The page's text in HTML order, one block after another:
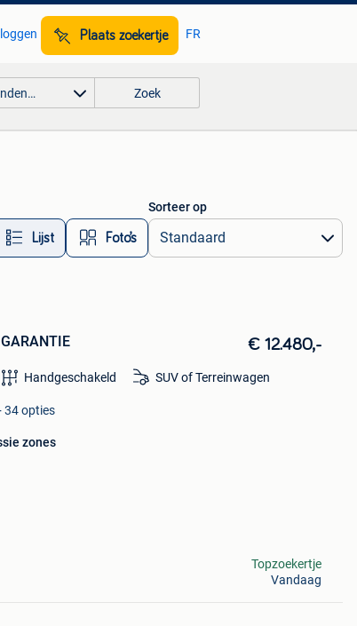
Plaats zoekertje FR
Zoek
Lijst Foto’s
Sorteer op
€ 12.480,-
Handgeschakeld SUV of Terreinwagen
34 opties
zones
Topzoekertje
Vandaag